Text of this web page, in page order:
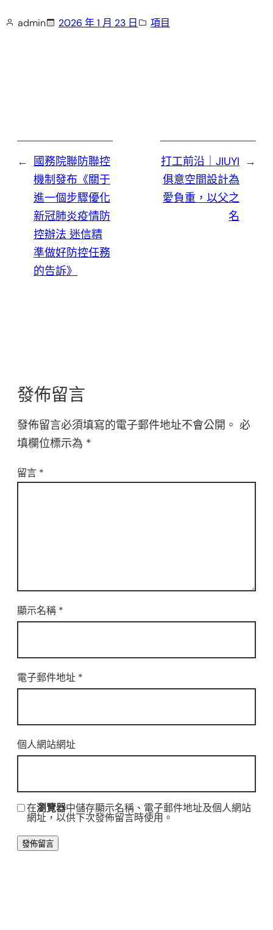
admin 2026 年 1 月 23 日 項目
← 國務院聯防聯控
機制發布《關于
進一個步驟優化
新冠肺炎疫情防
控辦法 迷信精
準做好防控任務
的告訴》
→
打工前沿｜JIUYI
俱意空間設計為
愛負重，以父之
名
發佈留言
發佈留言必須填寫的電子郵件地址不會公開。 必
填欄位標示為 *
留言 *
顯示名稱 *
電子郵件地址 *
個人網站網址
在瀏覽器中儲存顯示名稱、電子郵件地址及個人網站
網址，以供下次發佈留言時使用。